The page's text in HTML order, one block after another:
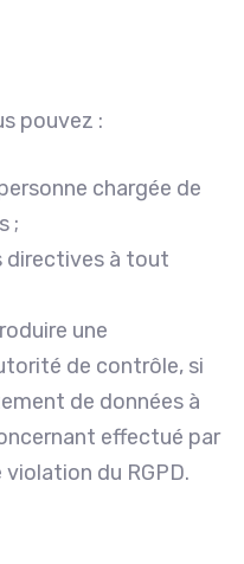
pouvez :
chargée de
;
directives à tout
une
de contrôle, si
de données à
effectué par
du RGPD.